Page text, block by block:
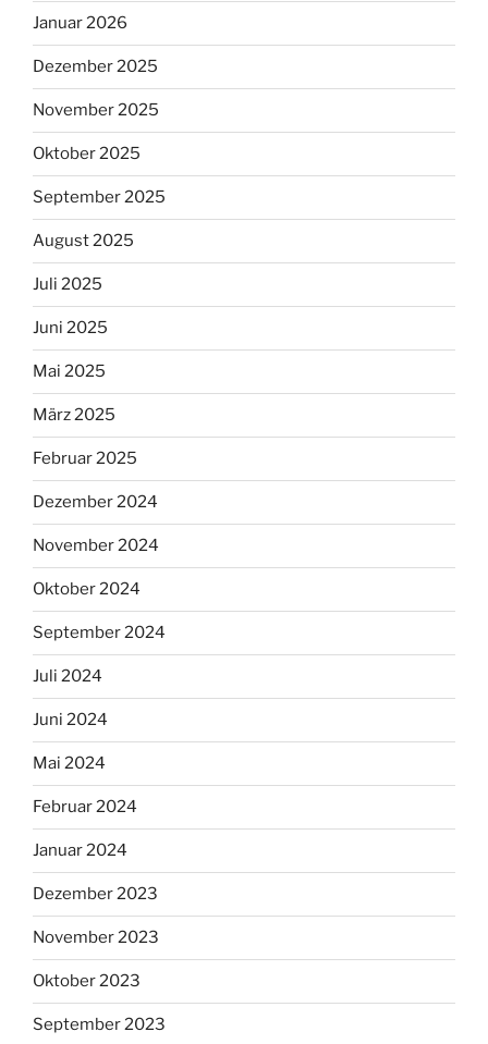
Januar 2026
Dezember 2025
November 2025
Oktober 2025
September 2025
August 2025
Juli 2025
Juni 2025
Mai 2025
März 2025
Februar 2025
Dezember 2024
November 2024
Oktober 2024
September 2024
Juli 2024
Juni 2024
Mai 2024
Februar 2024
Januar 2024
Dezember 2023
November 2023
Oktober 2023
September 2023